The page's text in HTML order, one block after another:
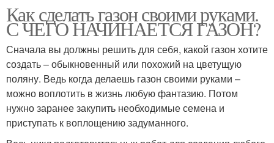
Природный газон
поверхности
Как сделать газон своими руками.
С ЧЕГО НАЧИНАЕТСЯ ГАЗОН?
Сначала вы должны решить для себя, какой газон хотите
создать – обыкновенный или похожий на цветущую
поляну. Ведь когда делаешь газон своими руками –
можно воплотить в жизнь любую фантазию. Потом
нужно заранее закупить необходимые семена и
приступать к воплощению задуманного.